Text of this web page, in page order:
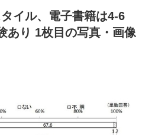
イル、電子書籍は4-6
あり 1枚目の写真・画像